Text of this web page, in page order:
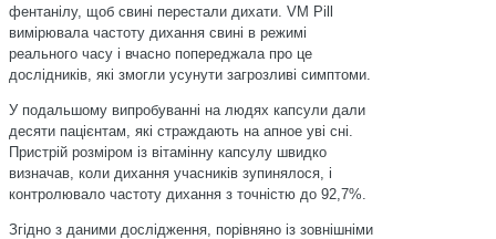
фентанілу, щоб свині перестали дихати. VM Pill
вимірювала частоту дихання свині в режимі
реального часу і вчасно попереджала про це
дослідників, які змогли усунути загрозливі симптоми.
У подальшому випробуванні на людях капсули дали
десяти пацієнтам, які страждають на апное уві сні.
Пристрій розміром із вітамінну капсулу швидко
визначав, коли дихання учасників зупинялося, і
контролювало частоту дихання з точністю до 92,7%.
Згідно з даними дослідження, порівняно із зовнішніми